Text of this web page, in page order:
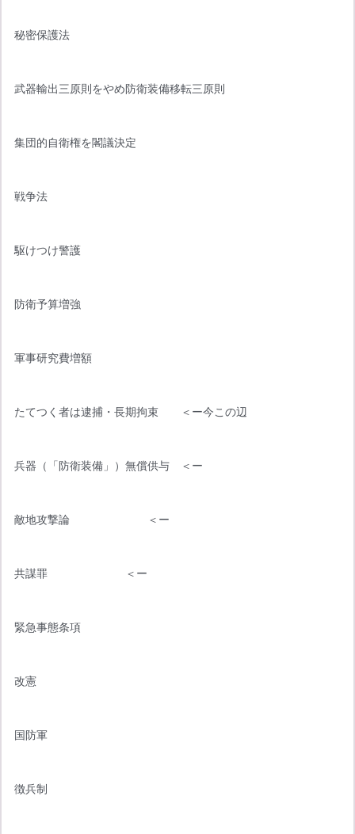
秘密保護法
武器輸出三原則をやめ防衛装備移転三原則
集団的自衛権を閣議決定
戦争法
駆けつけ警護
防衛予算増強
軍事研究費増額
たてつく者は逮捕・長期拘束　　＜ー今この辺
兵器（「防衛装備」）無償供与　＜ー
敵地攻撃論　　　　　　　＜ー
共謀罪　　　　　　　＜ー
緊急事態条項
改憲
国防軍
徴兵制